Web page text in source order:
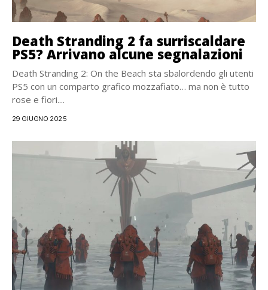
Death Stranding 2 fa surriscaldare
PS5? Arrivano alcune segnalazioni
Death Stranding 2: On the Beach sta sbalordendo gli utenti
PS5 con un comparto grafico mozzafiato… ma non è tutto
rose e fiori....
29 GIUGNO 2025